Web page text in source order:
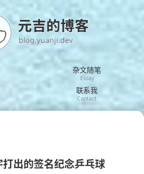
杂文随笔
Essay
联系我
Contact
出的签名纪念乒乓球